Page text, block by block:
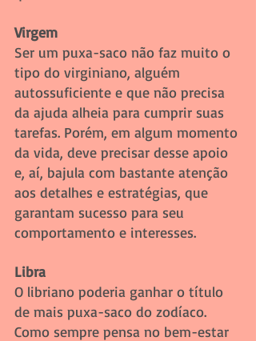
Virgem
Ser um puxa-saco não faz muito o
tipo do virginiano, alguém
autossuficiente e que não precisa
da ajuda alheia para cumprir suas
tarefas. Porém, em algum momento
da vida, deve precisar desse apoio
e, aí, bajula com bastante atenção
aos detalhes e estratégias, que
garantam sucesso para seu
comportamento e interesses.
Libra
O libriano poderia ganhar o título
de mais puxa-saco do zodíaco.
Como sempre pensa no bem-estar